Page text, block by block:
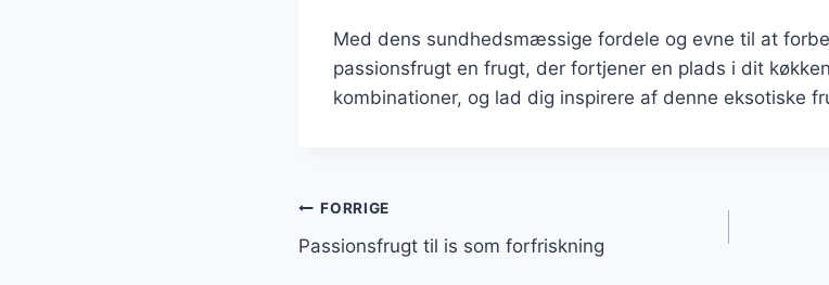
Med dens sundhedsmæssige fordele og evne til at
passionsfrugt en frugt, der fortjener en plads i dit
kombinationer, og lad dig inspirere af denne eksotiske
Indlægsnavigation
FORRIGE
Passionsfrugt til is som forfriskning